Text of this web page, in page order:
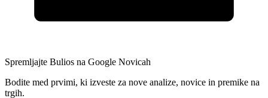
Spremljajte Bulios na Google Novicah
Bodite med prvimi, ki izveste za nove analize, novice in premike na
trgih.